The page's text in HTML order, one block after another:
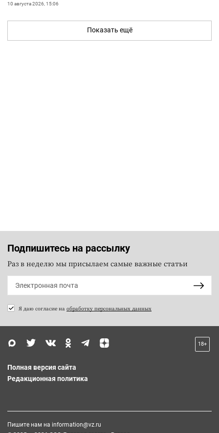
10 августа 2026, 15:06
Показать ещё
Подпишитесь на рассылку
Раз в неделю мы присылаем самые важные статьи
Я даю согласие на обработку персональных данных
18+
Полная версия сайта
Редакционная политика
Пишите нам на information@vz.ru